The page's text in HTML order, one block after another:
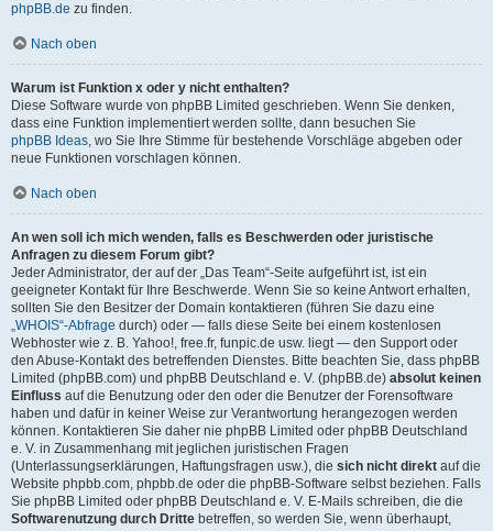
phpBB.de zu finden.
Nach oben
Warum ist Funktion x oder y nicht enthalten?
Diese Software wurde von phpBB Limited geschrieben. Wenn Sie denken,
dass eine Funktion implementiert werden sollte, dann besuchen Sie
phpBB Ideas, wo Sie Ihre Stimme für bestehende Vorschläge abgeben oder
neue Funktionen vorschlagen können.
Nach oben
An wen soll ich mich wenden, falls es Beschwerden oder juristische
Anfragen zu diesem Forum gibt?
Jeder Administrator, der auf der „Das Team“-Seite aufgeführt ist, ist ein
geeigneter Kontakt für Ihre Beschwerde. Wenn Sie so keine Antwort erhalten,
sollten Sie den Besitzer der Domain kontaktieren (führen Sie dazu eine
„WHOIS“-Abfrage durch) oder — falls diese Seite bei einem kostenlosen
Webhoster wie z. B. Yahoo!, free.fr, funpic.de usw. liegt — den Support oder
den Abuse-Kontakt des betreffenden Dienstes. Bitte beachten Sie, dass phpBB
Limited (phpBB.com) und phpBB Deutschland e. V. (phpBB.de) absolut keinen
Einfluss auf die Benutzung oder den oder die Benutzer der Forensoftware
haben und dafür in keiner Weise zur Verantwortung herangezogen werden
können. Kontaktieren Sie daher nie phpBB Limited oder phpBB Deutschland
e. V. in Zusammenhang mit jeglichen juristischen Fragen
(Unterlassungserklärungen, Haftungsfragen usw.), die sich nicht direkt auf die
Website phpbb.com, phpbb.de oder die phpBB-Software selbst beziehen. Falls
Sie phpBB Limited oder phpBB Deutschland e. V. E-Mails schreiben, die die
Softwarenutzung durch Dritte betreffen, so werden Sie, wenn überhaupt,